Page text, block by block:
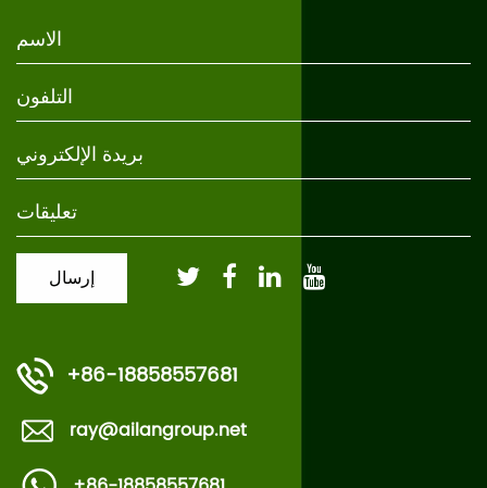
+86-18858557681
ray@ailangroup.net